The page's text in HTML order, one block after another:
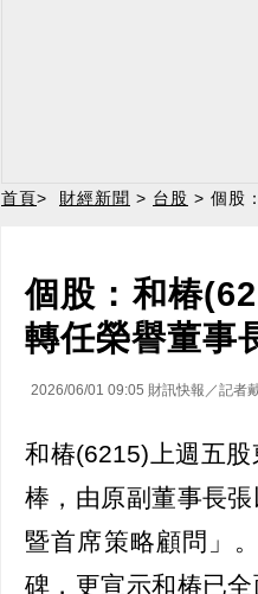
首頁> 財經新聞 > 台股 > 個股
個股：和椿
轉任榮譽董事
2026/06/01 09:05 財訊快報／記者
和椿(6215)上週五
棒，由原副董事長
暨首席策略顧問」
碑，更宣示和椿已